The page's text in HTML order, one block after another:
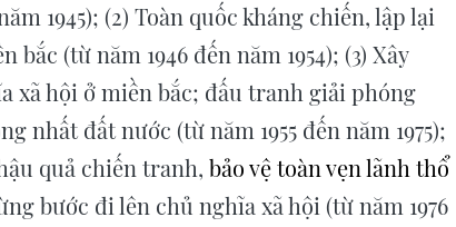
1945); (2) Toàn quốc kháng chiến, lập lại
bắc (từ năm 1946 đến năm 1954); (3) Xây
xã hội ở miền bắc; đấu tranh giải phóng
nhất đất nước (từ năm 1955 đến năm 1975);
quả chiến tranh, bảo vệ toàn vẹn lãnh thổ
bước đi lên chủ nghĩa xã hội (từ năm 1976